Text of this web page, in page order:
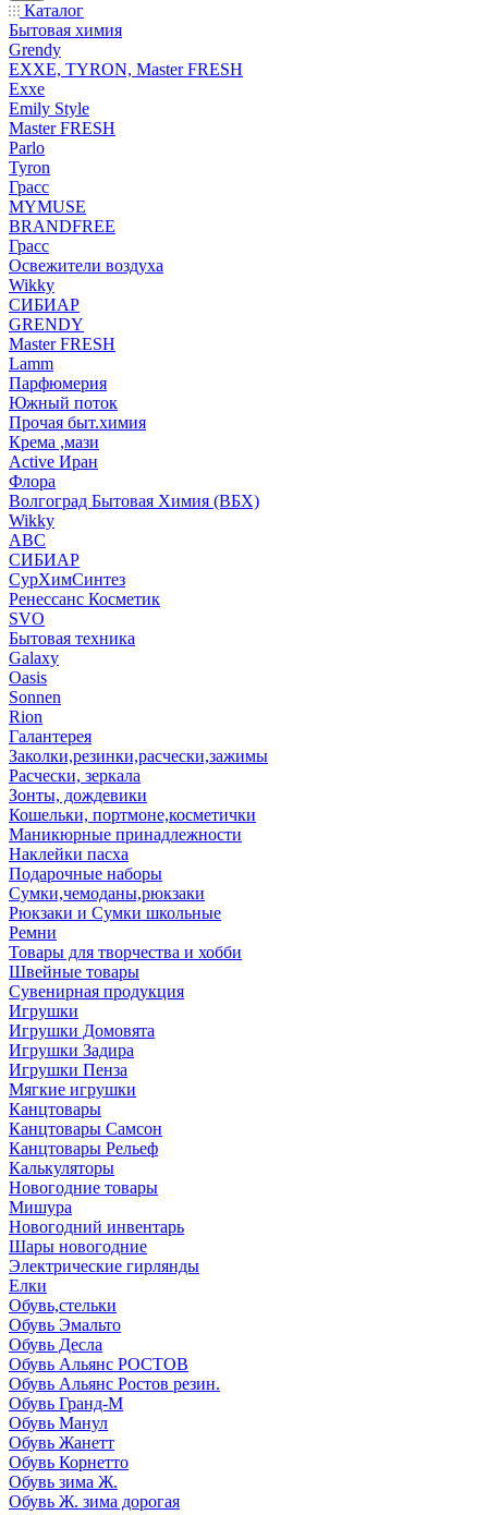
Каталог
Бытовая химия
Grendy
EXXE, TYRON, Master FRESH
Exxe
Emily Style
Master FRESH
Parlo
Tyron
Грасс
MYMUSE
BRANDFREE
Грасс
Освежители воздуха
Wikky
СИБИАР
GRENDY
Master FRESH
Lamm
Парфюмерия
Южный поток
Прочая быт.химия
Крема ,мази
Аctive Иран
Флора
Волгоград Бытовая Химия (ВБХ)
Wikky
АВС
СИБИАР
СурХимСинтез
Ренессанс Косметик
SVO
Бытовая техника
Galaxy
Oasis
Sonnen
Rion
Галантерея
Заколки,резинки,расчески,зажимы
Расчески, зеркала
Зонты, дождевики
Кошельки, портмоне,косметички
Маникюрные принадлежности
Наклейки пасха
Подарочные наборы
Сумки,чемоданы,рюкзаки
Рюкзаки и Сумки школьные
Ремни
Товары для творчества и хобби
Швейные товары
Сувенирная продукция
Игрушки
Игрушки Домовята
Игрушки Задира
Игрушки Пенза
Мягкие игрушки
Канцтовары
Канцтовары Самсон
Канцтовары Рельеф
Калькуляторы
Новогодние товары
Мишура
Новогодний инвентарь
Шары новогодние
Электрические гирлянды
Елки
Обувь,стельки
Обувь Эмальто
Обувь Десла
Обувь Альянс РОСТОВ
Обувь Альянс Ростов резин.
Обувь Гранд-М
Обувь Манул
Обувь Жанетт
Обувь Корнетто
Обувь зима Ж.
Обувь Ж. зима дорогая